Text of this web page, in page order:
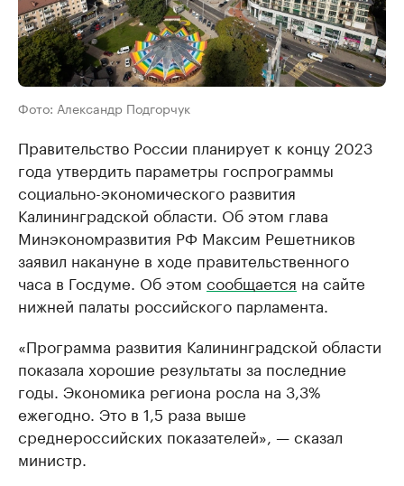
Фото: Александр Подгорчук
Правительство России планирует к концу 2023
года утвердить параметры госпрограммы
социально-экономического развития
Калининградской области. Об этом глава
Минэкономразвития РФ Максим Решетников
заявил накануне в ходе правительственного
часа в Госдуме. Об этом сообщается на сайте
нижней палаты российского парламента.
«Программа развития Калининградской области
показала хорошие результаты за последние
годы. Экономика региона росла на 3,3%
ежегодно. Это в 1,5 раза выше
среднероссийских показателей», — сказал
министр.